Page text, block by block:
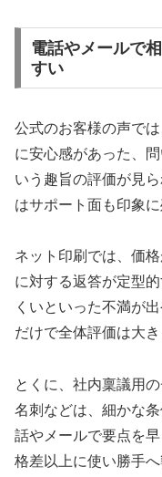
電話やメールで
すい
公式のお客様の声で
に安心感があった、
いう趣旨の評価が見
はサポート面も印象
ネット印刷では、価
に対する返答が定型
くいといった不満が
だけで全体評価は大き
とくに、社内稟議用
名刺などは、細かな
話やメールで要点を
格差以上に使い勝手へ